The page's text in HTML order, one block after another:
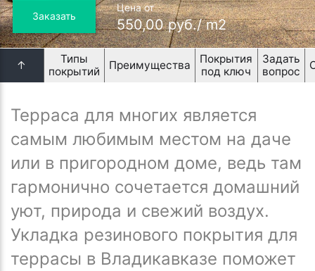
Заказать
Цена от
550,00 руб./ m2
↑
Типы
покрытий
Преимущества
Покрытия
под ключ
Задать
вопрос
Терраса для многих является
самым любимым местом на даче
или в пригородном доме, ведь там
гармонично сочетается домашний
уют, природа и свежий воздух.
Укладка резинового покрытия для
террасы в Владикавказе поможет